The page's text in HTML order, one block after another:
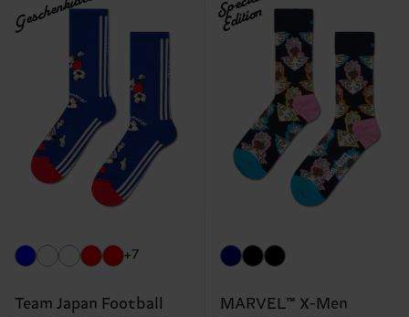
Geschenkidee
+7
Team Japan Football
Edition
MARVEL™ X-Men